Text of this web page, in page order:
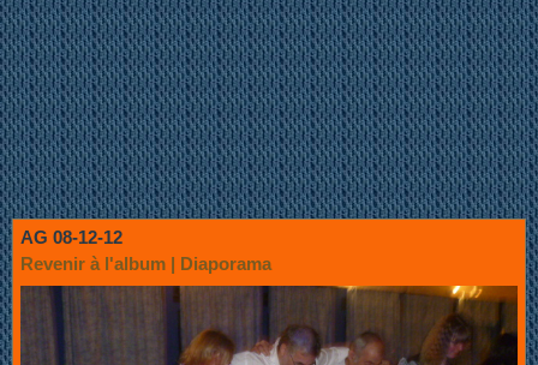
AG 08-12-12
Revenir à l'album | Diaporama